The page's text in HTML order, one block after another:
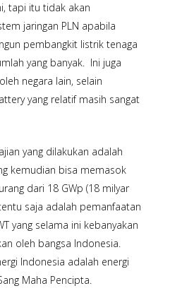
tapi itu tidak akan
jaringan PLN apabila
pembangkit listrik tenaga
yang banyak. Ini juga
negara lain, selain
yang relatif masih sangat
yang dilakukan adalah
kemudian bisa memasok
dari 18 GWp (18 milyar
saja adalah pemanfaatan
yang selama ini kebanyakan
oleh bangsa Indonesia.
Indonesia adalah energi
Maha Pencipta.